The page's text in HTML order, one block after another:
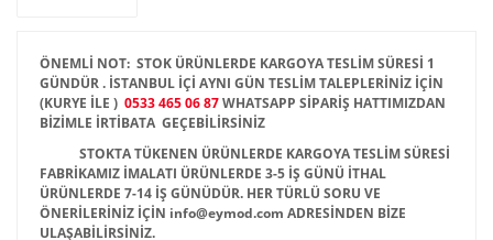
ÖNEMLİ NOT: STOK ÜRÜNLERDE KARGOYA TESLİM SÜRESİ 1
GÜNDÜR . İSTANBUL İÇİ AYNI GÜN TESLİM TALEPLERİNİZ İÇİN
(KURYE İLE ) 0533 465 06 87WHATSAPP SİPARİŞ HATTIMIZDAN
BİZİMLE İRTİBATA GEÇEBİLİRSİNİZ
STOKTA TÜKENEN ÜRÜNLERDE KARGOYA TESLİM SÜRESİ
FABRİKAMIZ İMALATI ÜRÜNLERDE 3-5 İŞ GÜNÜ İTHAL
ÜRÜNLERDE 7-14 İŞ GÜNÜDÜR. HER TÜRLÜ SORU VE
ÖNERİLERİNİZ İÇİN info@eymod.com ADRESİNDEN BİZE
ULAŞABİLİRSİNİZ.